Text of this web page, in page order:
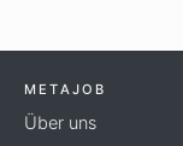
METAJOB
Über uns